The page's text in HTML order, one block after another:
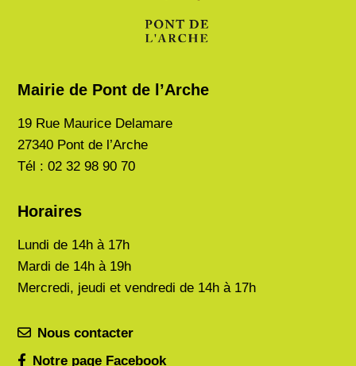
Mairie de Pont de l’Arche
19 Rue Maurice Delamare
27340 Pont de l’Arche
Tél : 02 32 98 90 70
Horaires
Lundi de 14h à 17h
Mardi de 14h à 19h
Mercredi, jeudi et vendredi de 14h à 17h
Nous contacter
Notre page Facebook